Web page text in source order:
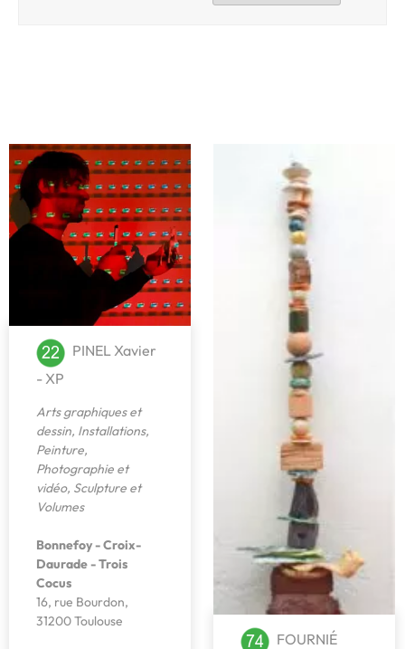
PINEL Xavier
- XP
Arts graphiques et
dessin, Installations,
Peinture,
Photographie et
vidéo, Sculpture et
Volumes
Bonnefoy - Croix-
Daurade - Trois
Cocus
16, rue Bourdon,
31200 Toulouse
FOURNIÉ